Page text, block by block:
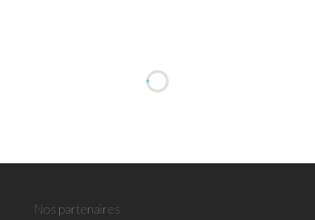
Nos partenaires